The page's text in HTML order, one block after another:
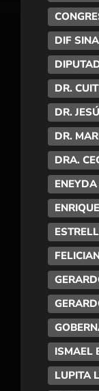
DIF
DR.
DR.
DR.
DRA.
ISMAEL
LUPITA